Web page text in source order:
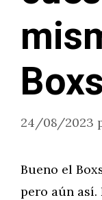
24/08/2023
Bueno el
pero aún así.